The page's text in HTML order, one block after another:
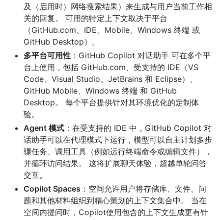
及（启用时）网络搜索结果）来生成与用户当前工作相
关的回复。 可用的特定上下文取决于平台
（GitHub.com、IDE、Mobile、Windows 终端 或
GitHub Desktop）。
多平台可用性 ：GitHub Copilot 对话助手 可在多个平
台上使用，包括 GitHub.com、受支持的 IDE（VS
Code、Visual Studio、JetBrains 和 Eclipse）、
GitHub Mobile、Windows 终端 和 GitHub
Desktop。 每个平台提供针对其环境优化的定制体
验。
Agent 模式 ：在受支持的 IDE 中，GitHub Copilot 对
话助手可以在代理模式下运行，模型可以自主计划多步
骤任务、调用工具（例如运行终端命令或编辑文件），
并循环访问结果。 这将扩展聊天体验，超越单轮问答
交互。
Copilot Spaces ：空间允许用户将存储库、文件、问
题和其他材料组织到精心策划的上下文集合中。 当在
空间内提问时，Copilot使用包含的上下文生成更有针